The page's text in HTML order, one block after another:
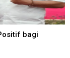
bagi